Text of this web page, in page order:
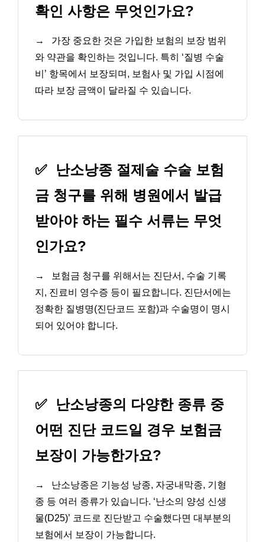
확인 사항은 무엇인가요?
→
가장 중요한 것은 가입한 보험의 보장 범위
와 약관을 확인하는 것입니다. 특히 ‘질병 수술
비’ 항목에서 보장되며, 보험사 및 가입 시점에
따라 보장 금액이 달라질 수 있습니다.
✅
난소낭종 절제술 수술 보험
금 청구를 위해 병원에서 발급
받아야 하는 필수 서류는 무엇
인가요?
→
보험금 청구를 위해서는 진단서, 수술 기록
지, 진료비 영수증 등이 필요합니다. 진단서에는
정확한 질병명(진단코드 포함)과 수술명이 명시
되어 있어야 합니다.
✅
난소낭종의 다양한 종류 중
어떤 진단 코드일 경우 보험금
보장이 가능한가요?
→
난소낭종은 기능성 낭종, 자궁내막종, 기형
종 등 여러 종류가 있습니다. ‘난소의 양성 신생
물(D25)’ 코드로 진단받고 수술했다면 대부분의
보험에서 보장이 가능합니다.